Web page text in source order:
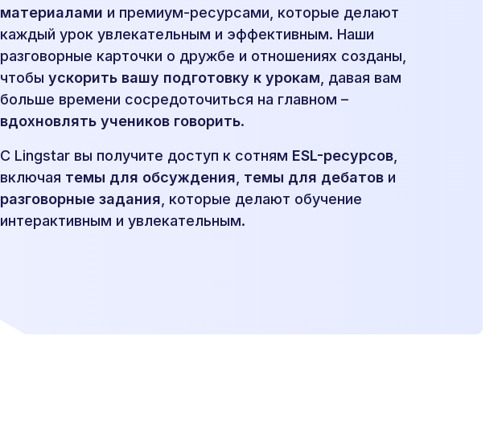
материалами и премиум-ресурсами, которые делают
каждый урок увлекательным и эффективным. Наши
разговорные карточки о дружбе и отношениях созданы,
чтобы ускорить вашу подготовку к урокам , давая вам
больше времени сосредоточиться на главном –
вдохновлять учеников говорить.
С Lingstar вы получите доступ к сотням ESL-ресурсов
включая темы для обсуждения темы для дебатов и
разговорные задания , которые делают обучение
интерактивным и увлекательным.